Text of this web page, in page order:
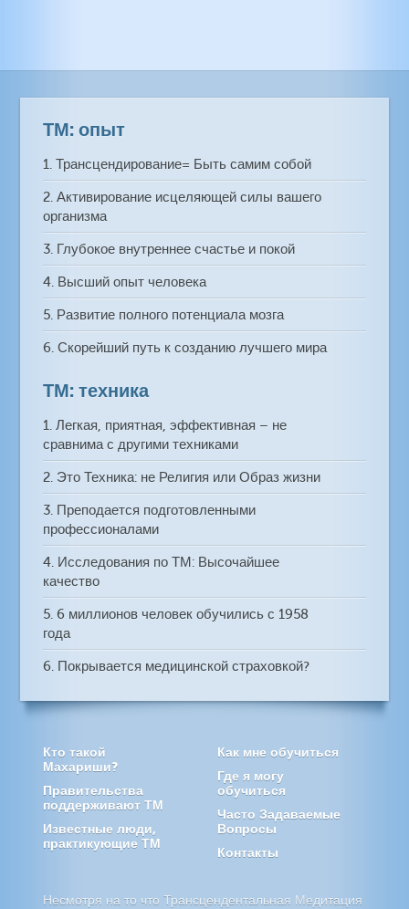
ТМ: опыт
1. Трансцендирование= Быть самим собой
2. Активирование исцеляющей силы вашего
организма
3. Глубокое внутреннее счастье и покой
4. Высший опыт человека
5. Развитие полного потенциала мозга
6. Скорейший путь к созданию лучшего мира
ТМ: техника
1. Легкая, приятная, эффективная – не
сравнима с другими техниками
2. Это Техника: не Религия или Образ жизни
3. Преподается подготовленными
профессионалами
4. Исследования по ТМ: Высочайшее
качество
5. 6 миллионов человек обучились с 1958
года
6. Покрывается медицинской страховкой?
Кто такой
Махариши?
Правительства
поддерживают ТМ
Известные люди,
практикующие ТМ
Как мне обучиться
Где я могу
обучиться
Часто Задаваемые
Вопросы
Контакты
Несмотря на то что Трансцендентальная Медитация